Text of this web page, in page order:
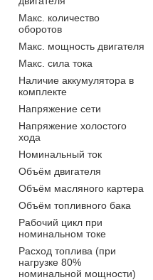
Макс. количество
оборотов
Макс. мощность двигателя
Макс. сила тока
Наличие аккумулятора в
комплекте
Напряжение сети
Напряжение холостого
хода
Номинальный ток
Объём двигателя
Объём масляного картера
Объём топливного бака
Рабочий цикл при
номинальном токе
Расход топлива (при
нагрузке 80%
номинальной мощности)